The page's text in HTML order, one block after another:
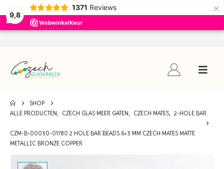
9,8
1371 Reviews ×
SHOP
ALLE PRODUCTEN, CZECH GLAS MEER GATEN, CZECH MATES, 2-HOLE BAR
CZM-B-00030-01780 2 HOLE BAR BEADS 6×3 MM CZECH MATES MATTE
METALLIC BRONZE COPPER